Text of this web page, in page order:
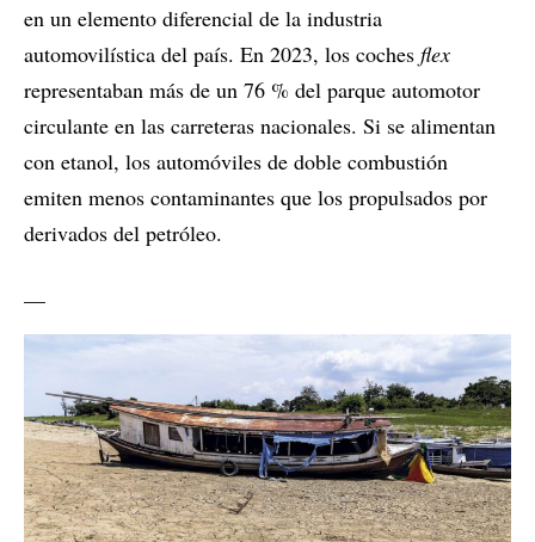
en un elemento diferencial de la industria
automovilística del país. En 2023, los coches flex
representaban más de un 76 % del parque automotor
circulante en las carreteras nacionales. Si se alimentan
con etanol, los automóviles de doble combustión
emiten menos contaminantes que los propulsados por
derivados del petróleo.